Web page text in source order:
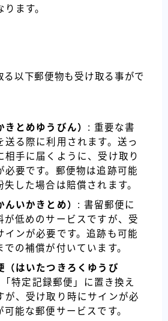
ます。
る以下郵便物も受け取る事がで
きとめゆうびん） : 重要な書
送る際に利用されます。送っ
相手に届くように、受け取り
必要です。郵便物は追跡可能
失した場合は賠償されます。
んいかきとめ） : 書留郵便に
が低めのサービスですが、受
インが必要です。追跡も可能
での補償が付いています。
（はいたつきろくゆうび
特定記録郵便」に置き換え
が、受け取り時にサインが必
可能な郵便サービスです。